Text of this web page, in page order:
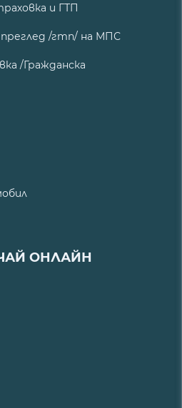
и ГТП
/гтп/ на МПС
/Гражданска
ОНЛАЙН